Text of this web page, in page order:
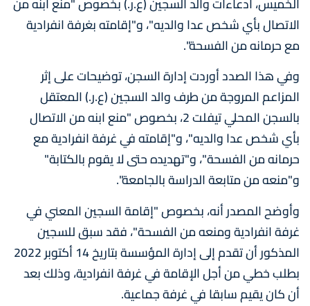
الاتصال بأي شخص عدا والديه"، و"إقامته بغرفة انفرادية
مع حرمانه من الفسحة".
وفي هذا الصدد أوردت إدارة السجن، توضيحات على إثر
المزاعم المروجة من طرف والد السجين (ع.ر.) المعتقل
بالسجن المحلي تيفلت 2، بخصوص "منع ابنه من الاتصال
بأي شخص عدا والديه"، و"إقامته في غرفة انفرادية مع
حرمانه من الفسحة"، و"تهديده حتى لا يقوم بالكتابة"
و"منعه من متابعة الدراسة بالجامعة".
وأوضح المصدر أنه، بخصوص "إقامة السجين المعني في
غرفة انفرادية ومنعه من الفسحة"، فقد سبق للسجين
المذكور أن تقدم إلى إدارة المؤسسة بتاريخ 14 أكتوبر 2022
بطلب خطي من أجل الإقامة في غرفة انفرادية، وذلك بعد
أن كان يقيم سابقا في غرفة جماعية.